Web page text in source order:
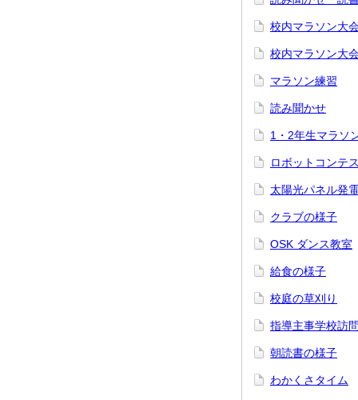
校内マラソン大
校内マラソン大
マラソン練習
読み聞かせ
1・2年生マラソ
ロボットコンテ
太陽光パネル発
クラブの様子
OSK ダンス教室
給食の様子
校庭の草刈り
指導主事学校訪問
朝読書の様子
わかくさタイム